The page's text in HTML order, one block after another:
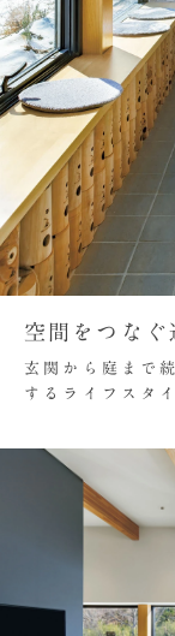
空間をつなぐ
玄関から庭まで
するライフスタ